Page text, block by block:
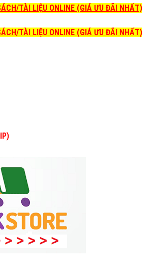
TÀI LIỆU ONLINE (GIÁ ƯU ĐÃI NHẤT)
TÀI LIỆU ONLINE (GIÁ ƯU ĐÃI NHẤT)